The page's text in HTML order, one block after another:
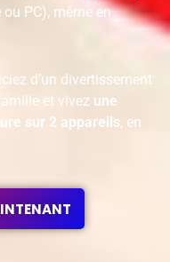
PC), même en
d’un divertissement
et vivez une
sur 2 appareils, en